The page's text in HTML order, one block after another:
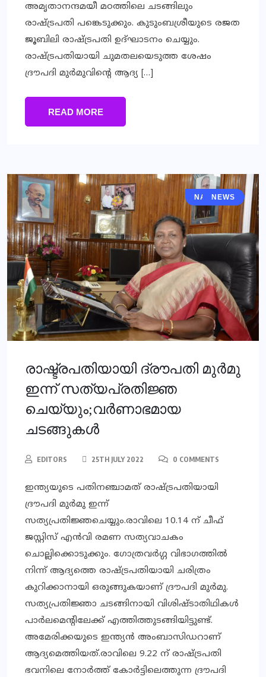
അമൃതാനന്ദമയീ മഠത്തിലെ ചടങ്ങിലും
രാഷ്ട്രപതി പങ്കെടുക്കും. കുടുംബശ്രീയുടെ രജത
ജൂബിലി രാഷ്ട്രപതി ഉദ്ഘാടനം ചെയ്യും.
രാഷ്ട്രപതിയായി ചുമതലയെടുത്ത ശേഷം
ദ്രൗപദി മുർമുവിന്റെ ആദ്യ […]
READ MORE
NATIONAL
NEWS
രാഷ്ട്രപതി‌യായി ദ്രൗപതി മുർമു
ഇന്ന് സത്യപ്രതിജ്ഞ
ചെയ്യും;വർണാഭമായ
ചടങ്ങുകൾ
EDITORS 25TH JULY 2022 0 COMMENTS
ഇന്ത്യയുടെ പതിനഞ്ചാമത് രാഷ്ട്രപതിയായി
ദ്രൗപദി മുർമു ഇന്ന്
സത്യപ്രതിജ്ഞചെയ്യും.രാവിലെ 10.14 ന് ചീഫ്
ജസ്റ്റിസ് എൻവി രമണ സത്യവാചകം
ചൊല്ലിക്കൊടുക്കും. ഗോത്രവർഗ്ഗ വിഭാഗത്തിൽ
നിന്ന് ആദ്യത്തെ രാഷ്ട്രപതിയായി ചരിത്രം
കുറിക്കാനായി ഒരുങ്ങുകയാണ് ദ്രൗപദി മുർമു.
സത്യപ്രതിജ്ഞാ ചടങ്ങിനായി വിശിഷ്ടാതിഥികള്‍
പാര്‍ലമെന്റിലേക്ക് എത്തിത്തുടങ്ങിയിട്ടുണ്ട്.
അമേരിക്കയുടെ ഇന്ത്യന്‍ അംബാസിഡറാണ്
ആദ്യമെത്തിയത്.രാവിലെ 9.22 ന് രാഷ്‌ട്രപതി
ഭവനിലെ നോർത്ത് കോർട്ടിലെത്തുന്ന ദ്രൗപദി